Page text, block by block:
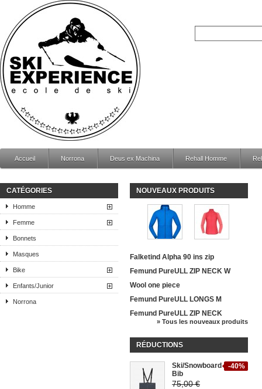
Accueil Norrona Deus ex Machina Rehall Homme
CATÉGORIES
Homme
Femme
Bonnets
Masques
Bike
Enfants/Junior
Norrona
NOUVEAUX PRODUITS
Falketind Alpha 90 ins zip
Femund PureULL ZIP NECK W
Wool one piece
Femund PureULL LONGS M
Femund PureULL ZIP NECK
» Tous les nouveaux produits
RÉDUCTIONS
-40%
Ski/Snowboard
Bib
75,00 €